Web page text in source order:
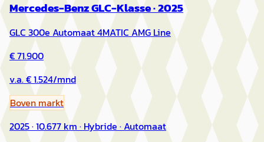
Mercedes-Benz GLC-Klasse·2025
GLC 300e Automaat 4MATIC AMG Line
€ 71.900
v.a. € 1.524/mnd
Boven markt
2025 · 10.677 km · Hybride · Automaat